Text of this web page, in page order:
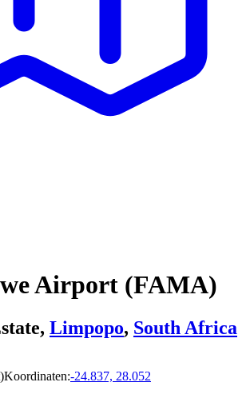
Airport (FAMA)
Limpopo, South Africa
Koordinaten:-24.837, 28.052